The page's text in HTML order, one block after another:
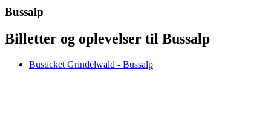
Bussalp
Billetter og oplevelser til Bussalp
Busticket Grindelwald - Bussalp